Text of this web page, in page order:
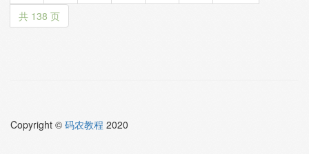
共 138 页
Copyright © 码农教程 2020